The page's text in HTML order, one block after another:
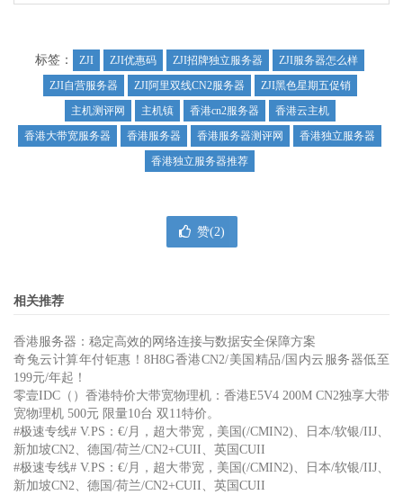
标签： ZJI ZJI优惠码 ZJI招牌独立服务器
ZJI服务器怎么样
ZJI自营服务器
ZJI阿里双线CN2服务器
ZJI黑色星期五促销
主机测评网
主机镇 香港cn2服务器
香港云主机
香港大带宽服务器
香港服务器 香港服务器测评网
香港独立服务器
香港独立服务器推荐
赞(2)
相关推荐
香港服务器：稳定高效的网络连接与数据安全保障方案
奇兔云计算年付钜惠！8H8G香港CN2/美国精品/国内云服务器低至
199元/年起！
零壹IDC（）香港特价大带宽物理机：香港E5V4 200M CN2独享大带
宽物理机 500元 限量10台 双11特价。
#极速专线# V.PS：€/月，超大带宽，美国(/CMIN2)、日本/软银/IIJ、
新加坡CN2、德国/荷兰/CN2+CUII、英国CUII
#极速专线# V.PS：€/月，超大带宽，美国(/CMIN2)、日本/软银/IIJ、
新加坡CN2、德国/荷兰/CN2+CUII、英国CUII